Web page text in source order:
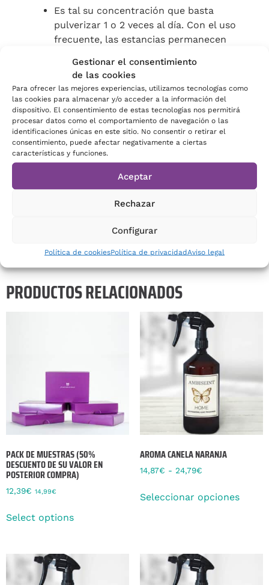
Gestionar el consentimiento
de las cookies
Para ofrecer las mejores experiencias, utilizamos tecnologías como
las cookies para almacenar y/o acceder a la información del
dispositivo. El consentimiento de estas tecnologías nos permitirá
procesar datos como el comportamiento de navegación o las
identificaciones únicas en este sitio. No consentir o retirar el
consentimiento, puede afectar negativamente a ciertas
características y funciones.
Aceptar
Rechazar
Configurar
Política de cookiesPolítica de privacidadAviso legal
Es tal su concentración que basta
pulverizar 1 o 2 veces al día. Con el uso
frecuente, las estancias permanecen
adquiriendo incluso un olor
característico durante días.
Gracias a su estudiada formulación,
neutralizan los malos olores, purifican
el ambiente y lo perfuman con
agradables fragancias.
Gran persistencia: su formulación
veces más aroma que otros
ambientadores profesionales del
Mayor variedad, amplia carta de
determinada fragancia a medida.
PRODUCTOS RELACIONADOS
PACK DE MUESTRAS (50%
DESCUENTO DE SU VALOR EN
POSTERIOR COMPRA)
12,39€ 14,99€
Select options
AROMA CANELA NARANJA
14,87€ - 24,79€
Seleccionar opciones